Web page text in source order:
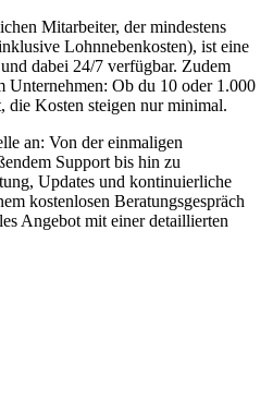
Mitarbeiter, der mindestens
Lohnnebenkosten), ist eine
dabei 24/7 verfügbar. Zudem
Unternehmen: Ob du 10 oder 1.000
die Kosten steigen nur minimal.
an: Von der einmaligen
Support bis hin zu
Updates und kontinuierliche
kostenlosen Beratungsgespräch
Angebot mit einer detaillierten